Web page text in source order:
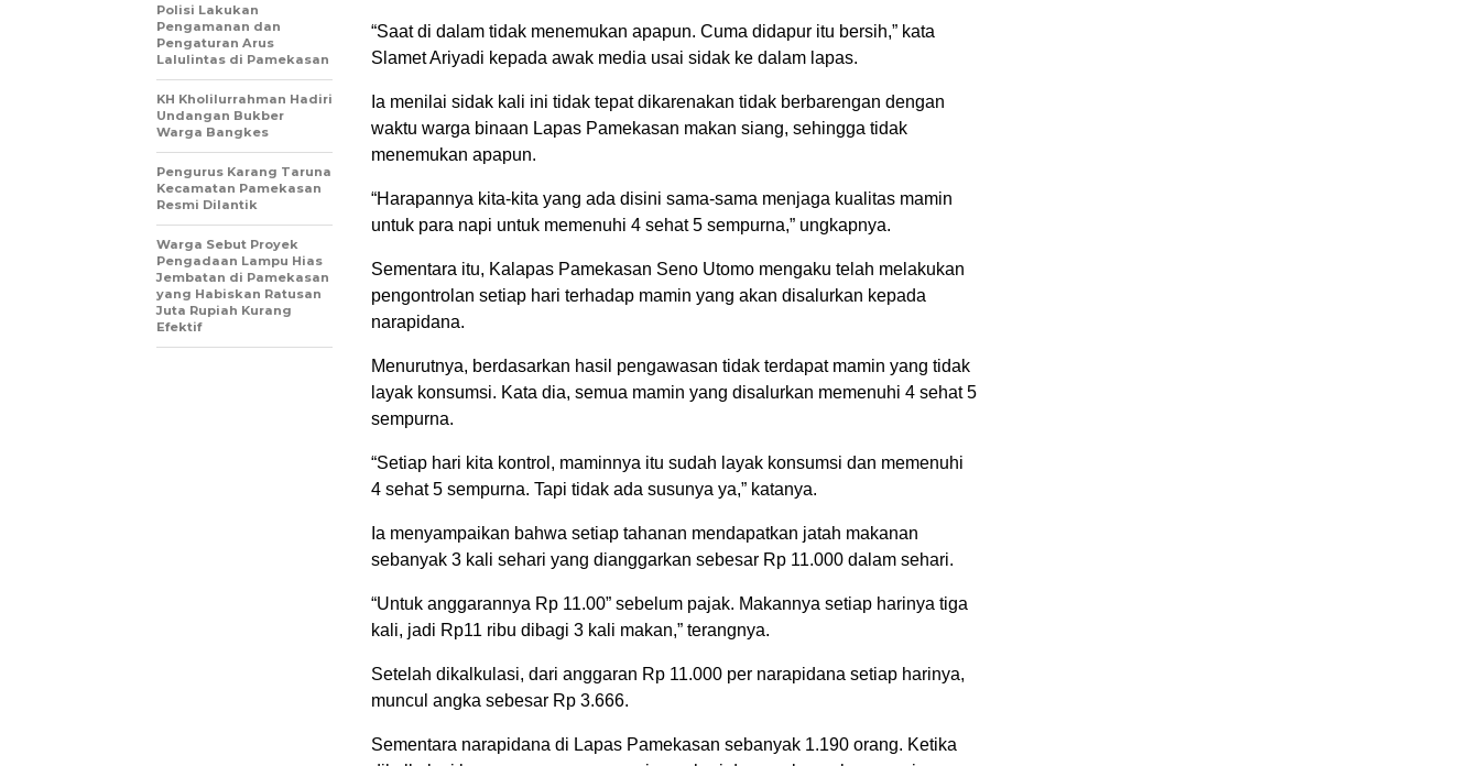
“Saat di dalam tidak menemukan apapun. Cuma didapur itu bersih,” kata
Slamet Ariyadi kepada awak media usai sidak ke dalam lapas.
Ia menilai sidak kali ini tidak tepat dikarenakan tidak berbarengan dengan
waktu warga binaan Lapas Pamekasan makan siang, sehingga tidak
menemukan apapun.
“Harapannya kita-kita yang ada disini sama-sama menjaga kualitas mamin
untuk para napi untuk memenuhi 4 sehat 5 sempurna,” ungkapnya.
Sementara itu, Kalapas Pamekasan Seno Utomo mengaku telah melakukan
pengontrolan setiap hari terhadap mamin yang akan disalurkan kepada
narapidana.
Menurutnya, berdasarkan hasil pengawasan tidak terdapat mamin yang tidak
layak konsumsi. Kata dia, semua mamin yang disalurkan memenuhi 4 sehat 5
sempurna.
“Setiap hari kita kontrol, maminnya itu sudah layak konsumsi dan memenuhi
4 sehat 5 sempurna. Tapi tidak ada susunya ya,” katanya.
Ia menyampaikan bahwa setiap tahanan mendapatkan jatah makanan
sebanyak 3 kali sehari yang dianggarkan sebesar Rp 11.000 dalam sehari.
“Untuk anggarannya Rp 11.00” sebelum pajak. Makannya setiap harinya tiga
kali, jadi Rp11 ribu dibagi 3 kali makan,” terangnya.
Setelah dikalkulasi, dari anggaran Rp 11.000 per narapidana setiap harinya,
muncul angka sebesar Rp 3.666.
Sementara narapidana di Lapas Pamekasan sebanyak 1.190 orang. Ketika
Polisi Lakukan
Pengamanan dan
Pengaturan Arus
Lalulintas di Pamekasan
KH Kholilurrahman Hadiri
Undangan Bukber
Warga Bangkes
Pengurus Karang Taruna
Kecamatan Pamekasan
Resmi Dilantik
Warga Sebut Proyek
Pengadaan Lampu Hias
Jembatan di Pamekasan
yang Habiskan Ratusan
Juta Rupiah Kurang
Efektif